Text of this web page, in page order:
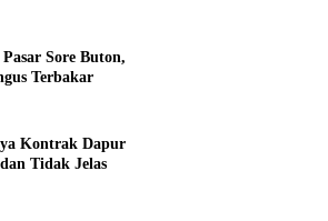
Sore Buton,
Terbakar
Kontrak Dapur
Tidak Jelas